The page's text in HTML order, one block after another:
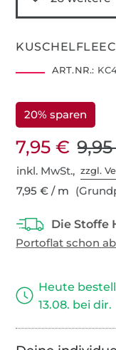
ART.NR.:
20% sparen
7,95 €
inkl. MwSt.,zzgl.
7,95 € / m
Heute
13.08. bei dir.